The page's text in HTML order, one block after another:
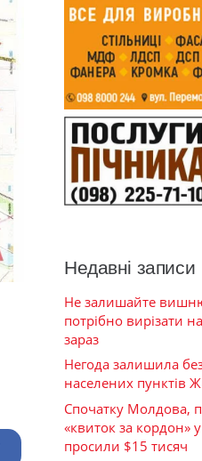
Недавні записи
Не залишайте
потрібно вирізати
зараз
Негода залишила без
населених пунктів
Спочатку Молдова,
«квиток за кордон»
просили $15 тисяч